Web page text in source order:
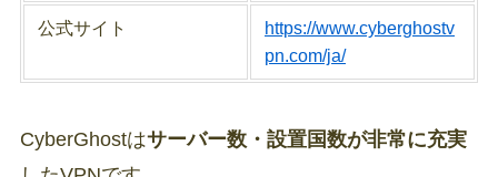
公式サイト
https://www.cyberghostv
pn.com/ja/
CyberGhostはサーバー数・設置国数が非常に充実